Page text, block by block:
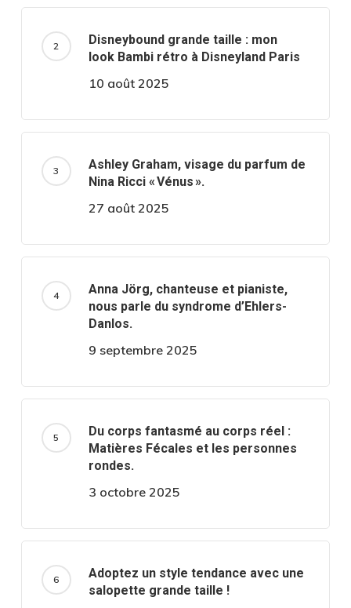
Disneybound grande taille : mon
look Bambi rétro à Disneyland Paris
10 août 2025
Ashley Graham, visage du parfum de
Nina Ricci « Vénus ».
27 août 2025
Anna Jörg, chanteuse et pianiste,
nous parle du syndrome d’Ehlers-
Danlos.
9 septembre 2025
Du corps fantasmé au corps réel :
Matières Fécales et les personnes
rondes.
3 octobre 2025
Adoptez un style tendance avec une
salopette grande taille !